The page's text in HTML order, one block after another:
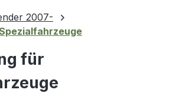
2007-
für